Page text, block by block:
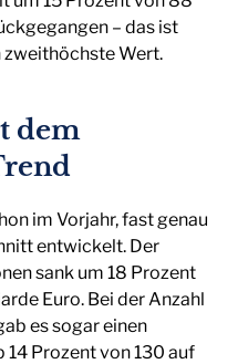
– das ist
Wert.
dem
im Vorjahr, fast genau
entwickelt. Der
sank um 18 Prozent
Euro. Bei der Anzahl
es sogar einen
Prozent von 130 auf